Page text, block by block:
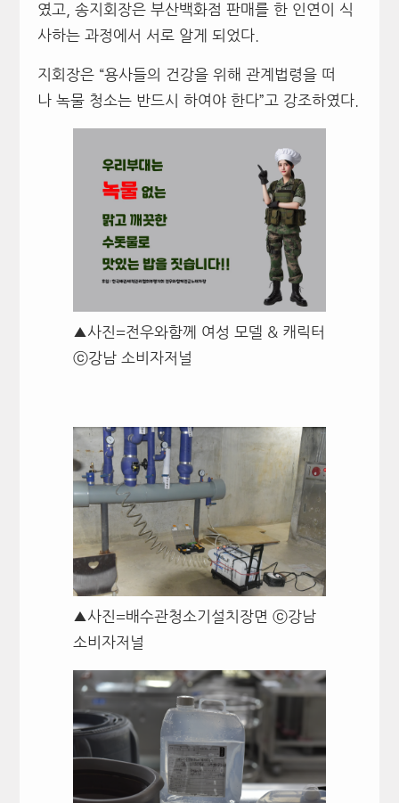
였고, 송지회장은 부산백화점 판매를 한 인연이 식
사하는 과정에서 서로 알게 되었다.
지회장은 “용사들의 건강을 위해 관계법령을 떠
나 녹물 청소는 반드시 하여야 한다”고 강조하였다.
▲사진=전우와함께 여성 모델 & 캐릭터
ⓒ강남 소비자저널
▲사진=배수관청소기설치장면 ⓒ강남
소비자저널